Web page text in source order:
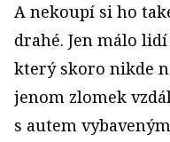
A nekoupí si ho
drahé. Jen málo
který skoro nikde
jenom zlomek
s autem